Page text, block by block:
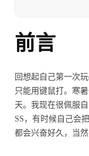
前言
回想起自己第一次
只能用键鼠打。寒
天。我现在很佩服
SS，有时候自己会
都会兴奋好久，当然